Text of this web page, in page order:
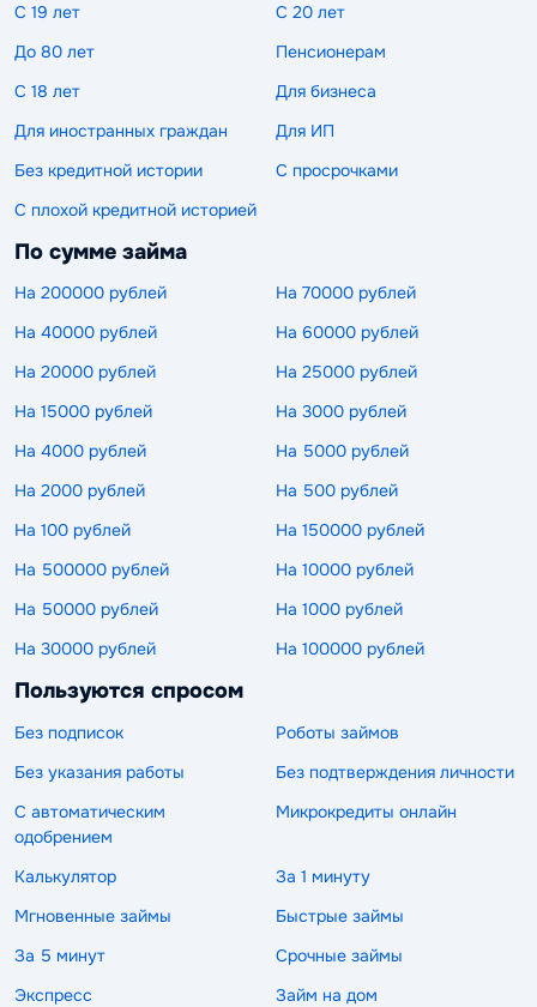
С 19 лет
С 20 лет
До 80 лет
Пенсионерам
С 18 лет
Для бизнеса
Для иностранных граждан
Для ИП
Без кредитной истории
С просрочками
С плохой кредитной историей
По сумме займа
На 200000 рублей
На 70000 рублей
На 40000 рублей
На 60000 рублей
На 20000 рублей
На 25000 рублей
На 15000 рублей
На 3000 рублей
На 4000 рублей
На 5000 рублей
На 2000 рублей
На 500 рублей
На 100 рублей
На 150000 рублей
На 500000 рублей
На 10000 рублей
На 50000 рублей
На 1000 рублей
На 30000 рублей
На 100000 рублей
Пользуются спросом
Без подписок
Роботы займов
Без указания работы
Без подтверждения личности
С автоматическим
одобрением
Микрокредиты онлайн
Калькулятор
За 1 минуту
Мгновенные займы
Быстрые займы
За 5 минут
Срочные займы
Экспресс
Займ на дом